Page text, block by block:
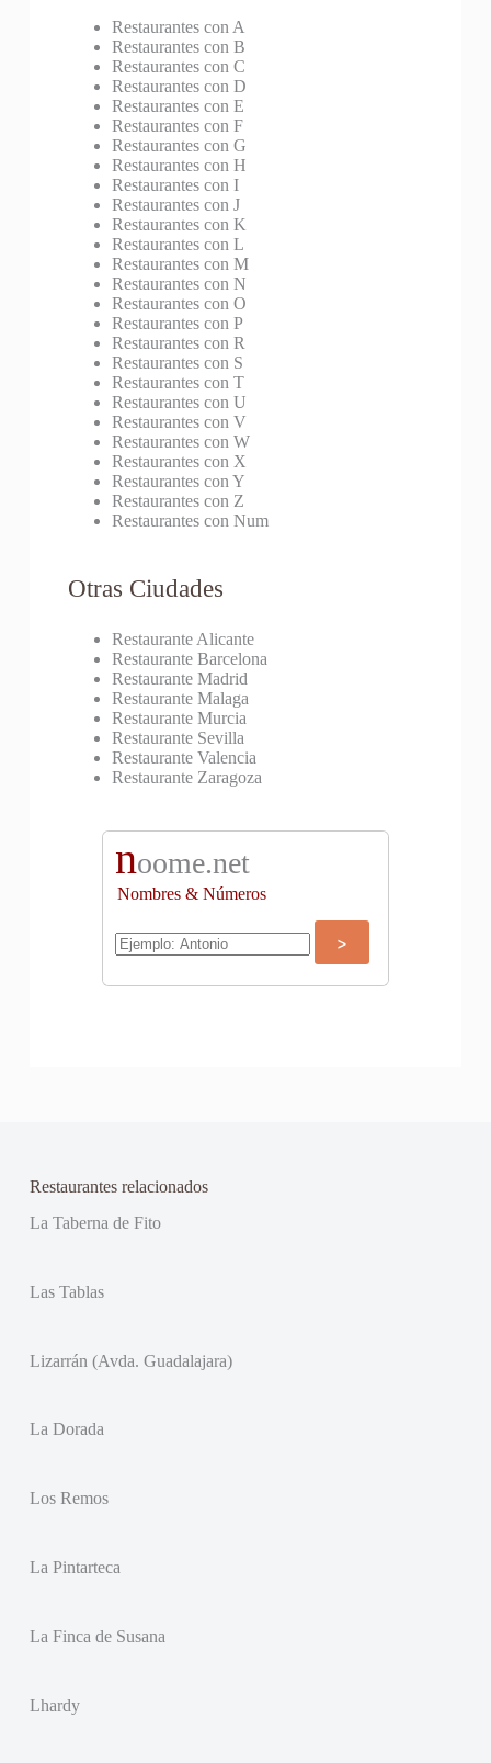
Restaurantes con A
Restaurantes con B
Restaurantes con C
Restaurantes con D
Restaurantes con E
Restaurantes con F
Restaurantes con G
Restaurantes con H
Restaurantes con I
Restaurantes con J
Restaurantes con K
Restaurantes con L
Restaurantes con M
Restaurantes con N
Restaurantes con O
Restaurantes con P
Restaurantes con R
Restaurantes con S
Restaurantes con T
Restaurantes con U
Restaurantes con V
Restaurantes con W
Restaurantes con X
Restaurantes con Y
Restaurantes con Z
Restaurantes con Num
Otras Ciudades
Restaurante Alicante
Restaurante Barcelona
Restaurante Madrid
Restaurante Malaga
Restaurante Murcia
Restaurante Sevilla
Restaurante Valencia
Restaurante Zaragoza
noome.net
Nombres & Números
Restaurantes relacionados
La Taberna de Fito
Las Tablas
Lizarrán (Avda. Guadalajara)
La Dorada
Los Remos
La Pintarteca
La Finca de Susana
Lhardy